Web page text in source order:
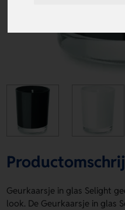
Geurkaarsje in glas Selight
look. De Geurkaarsje in glas